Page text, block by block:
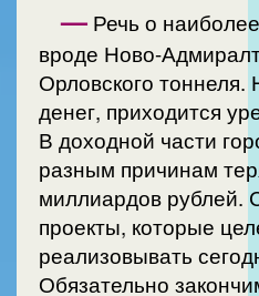
— Речь о
вроде Ново-
Орловского тоннеля.
денег, приходится
В доходной части
разным причинам
миллиардов рублей.
проекты, которые
реализовывать
Обязательно